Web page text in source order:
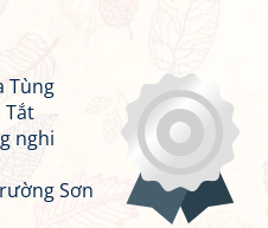
Tùng
Tắt
nghi
Sơn